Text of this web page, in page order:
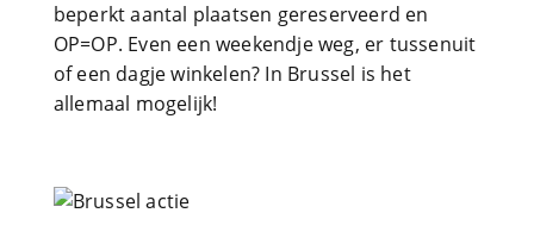
beperkt aantal plaatsen gereserveerd en
OP=OP. Even een weekendje weg, er tussenuit
of een dagje winkelen? In Brussel is het
allemaal mogelijk!